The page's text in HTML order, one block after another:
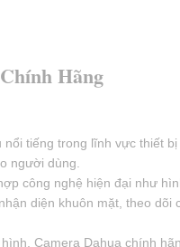
Hãng
tiếng trong lĩnh vực thiết
người dùng.
công nghệ hiện đại như
diện khuôn mặt, theo
Camera Dahua chính